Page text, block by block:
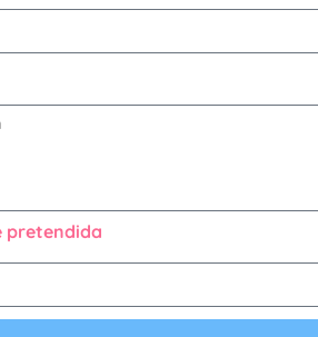
pretendida